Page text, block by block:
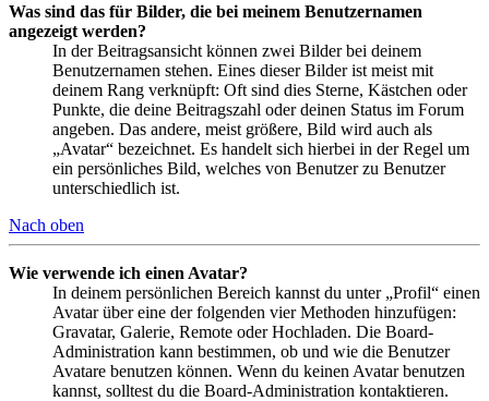
Was sind das für Bilder, die bei meinem Benutzernamen
angezeigt werden?
In der Beitragsansicht können zwei Bilder bei deinem
Benutzernamen stehen. Eines dieser Bilder ist meist mit
deinem Rang verknüpft: Oft sind dies Sterne, Kästchen oder
Punkte, die deine Beitragszahl oder deinen Status im Forum
angeben. Das andere, meist größere, Bild wird auch als
„Avatar“ bezeichnet. Es handelt sich hierbei in der Regel um
ein persönliches Bild, welches von Benutzer zu Benutzer
unterschiedlich ist.
Nach oben
Wie verwende ich einen Avatar?
In deinem persönlichen Bereich kannst du unter „Profil“ einen
Avatar über eine der folgenden vier Methoden hinzufügen:
Gravatar, Galerie, Remote oder Hochladen. Die Board-
Administration kann bestimmen, ob und wie die Benutzer
Avatare benutzen können. Wenn du keinen Avatar benutzen
kannst, solltest du die Board-Administration kontaktieren.